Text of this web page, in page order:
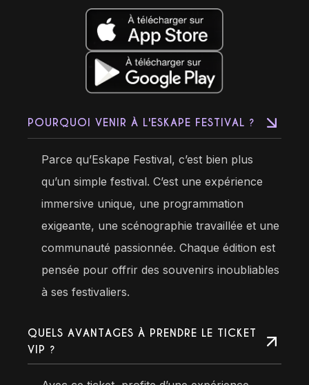
POURQUOI VENIR À L'ESKAPE FESTIVAL ?
Parce qu’Eskape Festival, c’est bien plus
qu’un simple festival. C’est une expérience
immersive unique, une programmation
exigeante, une scénographie travaillée et une
communauté passionnée. Chaque édition est
pensée pour offrir des souvenirs inoubliables
à ses festivaliers.
QUELS AVANTAGES À PRENDRE LE TICKET
VIP ?